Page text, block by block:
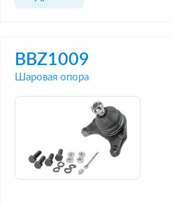
BBZ1009
Шаровая опора